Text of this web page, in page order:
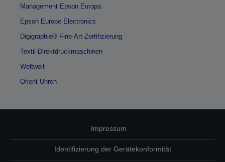
Management Epson Europa
Epson Europe Electronics
Digigraphie® Fine-Art-Zertifizierung
Textil-Direktdruckmaschinen
Weltweit
Orient Uhren
Impressum
Identifizierung der Gerätekonformität